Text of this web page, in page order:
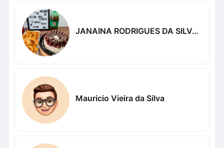
JANAINA RODRIGUES DA SILVA NASCIMENTO
Mauricio Vieira da Silva